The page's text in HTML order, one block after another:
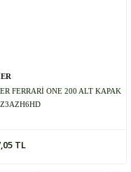
FERRARİ ONE 200 ALT KAPAK
TL